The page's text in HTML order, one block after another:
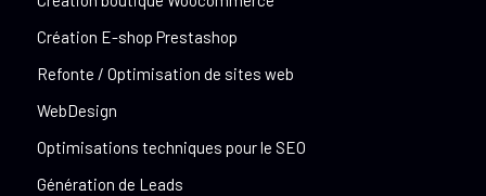
Création E-shop Prestashop
Refonte / Optimisation de sites web
WebDesign
Optimisations techniques pour le SEO
Génération de Leads